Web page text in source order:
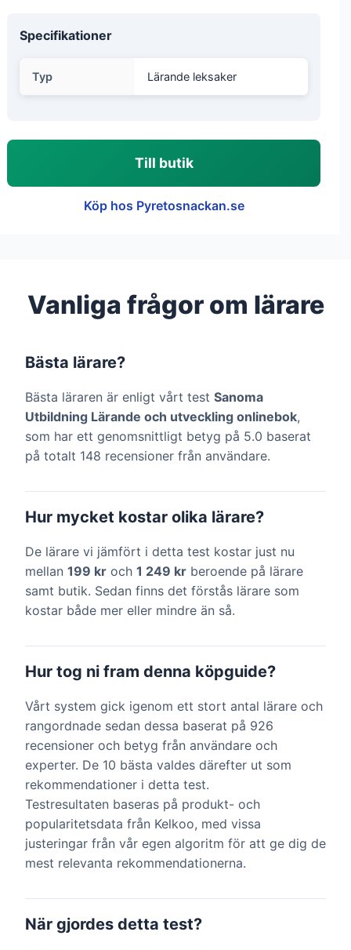
Specifikationer
Typ Lärande leksaker
Till butik
Köp hos Pyretosnackan.se
Vanliga frågor om lärare
Bästa lärare?
Bästa läraren är enligt vårt test Sanoma
Utbildning Lärande och utveckling onlinebok,
som har ett genomsnittligt betyg på 5.0 baserat
på totalt 148 recensioner från användare.
Hur mycket kostar olika lärare?
De lärare vi jämfört i detta test kostar just nu
mellan 199 kr och 1 249 kr beroende på lärare
samt butik. Sedan finns det förstås lärare som
kostar både mer eller mindre än så.
Hur tog ni fram denna köpguide?
Vårt system gick igenom ett stort antal lärare och
rangordnade sedan dessa baserat på 926
recensioner och betyg från användare och
experter. De 10 bästa valdes därefter ut som
rekommendationer i detta test.
Testresultaten baseras på produkt- och
popularitetsdata från Kelkoo, med vissa
justeringar från vår egen algoritm för att ge dig de
mest relevanta rekommendationerna.
När gjordes detta test?